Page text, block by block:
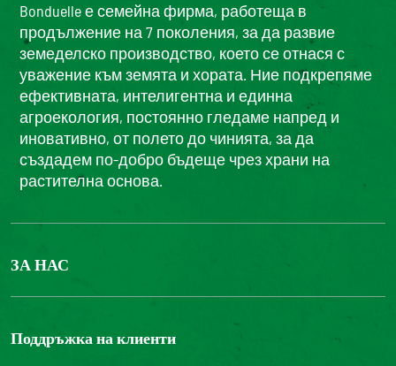
Bonduelle е семейна фирма, работеща в
продължение на 7 поколения, за да развие
земеделско производство, което се отнася с
уважение към земята и хората. Ние подкрепяме
ефективната, интелигентна и единна
агроекология, постоянно гледаме напред и
иновативно, от полето до чинията, за да
създадем по-добро бъдеще чрез храни на
растителна основа.
ЗА НАС
БОНДЮЕЛ ГРУП
Поддръжка на клиенти